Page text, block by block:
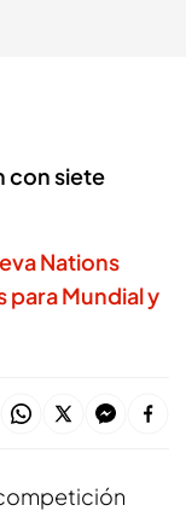
con siete
Nations
para Mundial y